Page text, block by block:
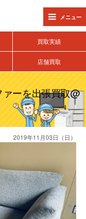
メニュー
買取実績
店舗買取
ーを出張買取@
2019年11月03日（日）